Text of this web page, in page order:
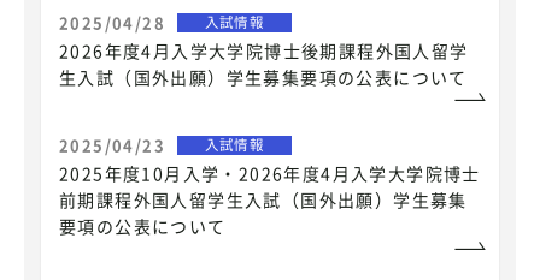
2025/04/28 入試情報
2026年度4月入学大学院博士後期課程外国人留学
生入試（国外出願）学生募集要項の公表について
2025/04/23 入試情報
2025年度10月入学・2026年度4月入学大学院博士
前期課程外国人留学生入試（国外出願）学生募集
要項の公表について